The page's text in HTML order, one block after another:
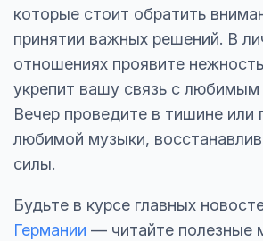
которые стоит обратить
принятии важных решений. В
отношениях проявите
укрепит вашу связь с любимым
Вечер проведите в тишине или
любимой музыки,
силы.
Будьте в курсе главных
Германии — читайте полезные